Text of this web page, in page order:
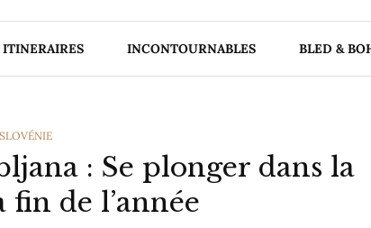
ITINERAIRES INCONTOURNABLES BLED &
CATEGORIES
SLOVÉNIE
: Se plonger dans la
fin de l’année